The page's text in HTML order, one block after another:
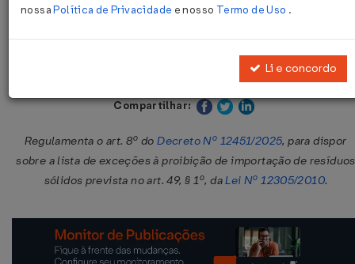
1386 DE 07/05/2025
Publicado no DOU em 9 mai 2025
Compartilhar:
Regulamenta o art. 8º doDecreto Nº 12451/2025, para dispor
sobre a lista de exceções à proibição de importação de resíduos
sólidos prevista no art. 49, § 1º, daLei Nº 12305/2010.
nossaPolítica de Privacidade e nosso Termo de Uso .
Li e concordo